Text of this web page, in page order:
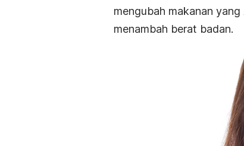
mengubah makanan
menambah berat badan.